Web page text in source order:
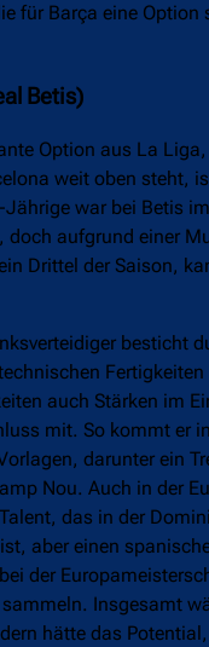
für Barça eine Option
Betis)
Option aus La
weit oben steht,
Jährige war bei Betis
doch aufgrund einer
Drittel der Saison,
besticht
auch Stärken im
mit. So kommt er
darunter ein
Nou. Auch in der
das in der
aber einen
der
Insgesamt
hätte das